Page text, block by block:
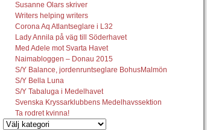
Susanne Olars skriver
Writers helping writers
Corona Aq Atlantseglare i L32
Lady Annila på väg till Söderhavet
Med Adele mot Svarta Havet
Naimabloggen – Donau 2015
S/Y Balance, jordenruntseglare BohusMalmön
S/Y Bella Luna
S/Y Tabaluga i Medelhavet
Svenska Kryssarklubbens Medelhavssektion
Ta rodret kvinna!
Vilka